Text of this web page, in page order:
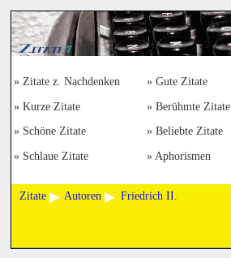
Zitate z. Nachdenken Gute Zitate
Kurze Zitate Berühmte Zitate
Schöne Zitate Beliebte Zitate
Schlaue Zitate Aphorismen
Zitate Autoren Friedrich II.